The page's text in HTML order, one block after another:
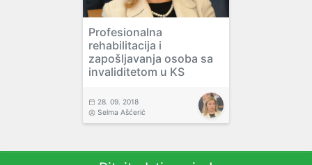
Profesionalna
rehabilitacija i
zapošljavanja osoba sa
invaliditetom u KS
28. 09. 2018
Selma Ašćerić